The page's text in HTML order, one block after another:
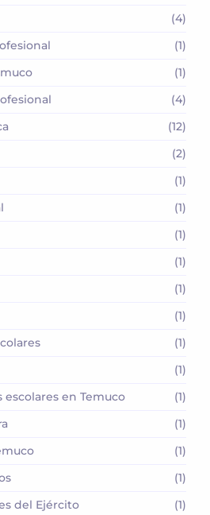
(4)
(1)
(1)
(4)
(12)
(2)
(1)
(1)
(1)
(1)
(1)
(1)
(1)
(1)
en Temuco
(1)
(1)
(1)
(1)
del Ejército
(1)